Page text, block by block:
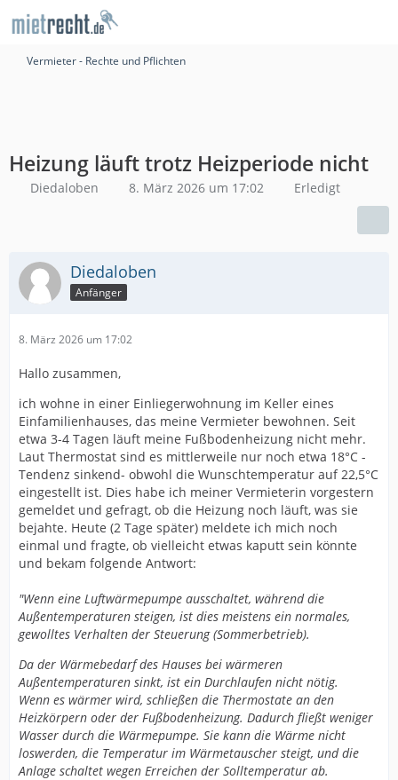
Vermieter - Rechte und Pflichten
Heizung läuft trotz Heizperiode nicht
Diedaloben 8. März 2026 um 17:02 Erledigt
Diedaloben
Anfänger
8. März 2026 um 17:02
Hallo zusammen,
ich wohne in einer Einliegerwohnung im Keller eines
Einfamilienhauses, das meine Vermieter bewohnen. Seit
etwa 3-4 Tagen läuft meine Fußbodenheizung nicht mehr.
Laut Thermostat sind es mittlerweile nur noch etwa 18°C -
Tendenz sinkend- obwohl die Wunschtemperatur auf 22,5°C
eingestellt ist. Dies habe ich meiner Vermieterin vorgestern
gemeldet und gefragt, ob die Heizung noch läuft, was sie
bejahte. Heute (2 Tage später) meldete ich mich noch
einmal und fragte, ob vielleicht etwas kaputt sein könnte
und bekam folgende Antwort:
"Wenn eine Luftwärmepumpe ausschaltet, während die
Außentemperaturen steigen, ist dies meistens ein normales,
gewolltes Verhalten der Steuerung (Sommerbetrieb).
Da der Wärmebedarf des Hauses bei wärmeren
Außentemperaturen sinkt, ist ein Durchlaufen nicht nötig.
Wenn es wärmer wird, schließen die Thermostate an den
Heizkörpern oder der Fußbodenheizung. Dadurch fließt weniger
Wasser durch die Wärmepumpe. Sie kann die Wärme nicht
loswerden, die Temperatur im Wärmetauscher steigt, und die
Anlage schaltet wegen Erreichen der Solltemperatur ab.